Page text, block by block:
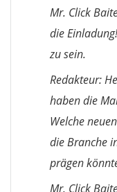
Mr. Click
die
zu sein.
Redakteur:
haben die
Welche
die Branche
prägen
Mr. Click